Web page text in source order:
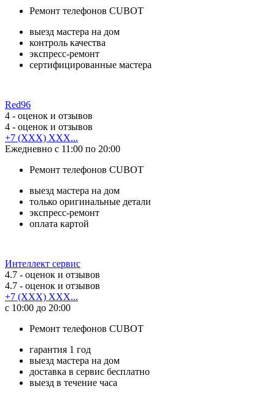
Ремонт телефонов CUBOT
выезд мастера на дом
контроль качества
экспресс-ремонт
сертифицированные мастера
Red96
4 - оценок и отзывов
4 - оценок и отзывов
+7 (XXX) XXX...
Ежедневно с 11:00 по 20:00
Ремонт телефонов CUBOT
выезд мастера на дом
только оригинальные детали
экспресс-ремонт
оплата картой
Интеллект сервис
4.7 - оценок и отзывов
4.7 - оценок и отзывов
+7 (XXX) XXX...
с 10:00 до 20:00
Ремонт телефонов CUBOT
гарантия 1 год
выезд мастера на дом
доставка в сервис бесплатно
выезд в течение часа